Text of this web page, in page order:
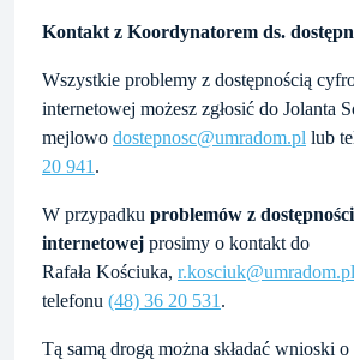
Kontakt z Koordynatorem ds.
Wszystkie problemy z dostępnością
internetowej możesz zgłosić do Jolanta
mejlowo dostepnosc@umradom.pl lub
20 941 .
W przypadku problemów z
internetowej prosimy o kontakt do
Rafała Kościuka, r.kosciuk@umradom.pl
telefonu (48) 36 20 531 .
Tą samą drogą można składać wnioski